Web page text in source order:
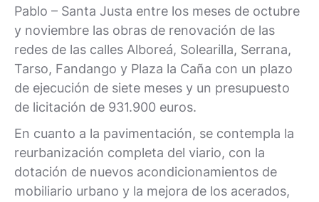
Pablo – Santa Justa entre los meses de octubre
y noviembre las obras de renovación de las
redes de las calles Alboreá, Solearilla, Serrana,
Tarso, Fandango y Plaza la Caña con un plazo
de ejecución de siete meses y un presupuesto
de licitación de 931.900 euros.
En cuanto a la pavimentación, se contempla la
reurbanización completa del viario, con la
dotación de nuevos acondicionamientos de
mobiliario urbano y la mejora de los acerados,